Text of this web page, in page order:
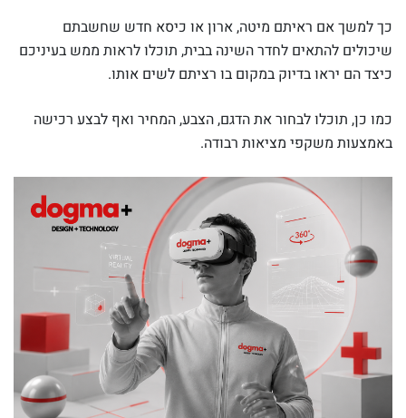
כך למשך אם ראיתם מיטה, ארון או כיסא חדש שחשבתם
שיכולים להתאים לחדר השינה בבית, תוכלו לראות ממש בעיניכם
כיצד הם יראו בדיוק במקום בו רציתם לשים אותו.
כמו כן, תוכלו לבחור את הדגם, הצבע, המחיר ואף לבצע רכישה
באמצעות משקפי מציאות רבודה.